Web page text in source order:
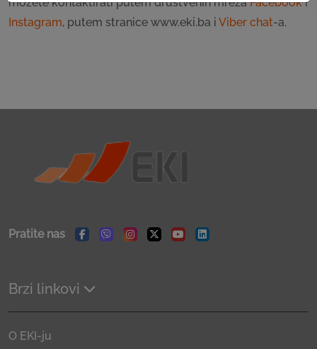
Instagram, putem stranice www.eki.ba i Viber chat-a.
Pratite nas
Facebook
ViberInstagram
TwitterYoutubeLinkedin
Brzi linkovi
O EKI-ju